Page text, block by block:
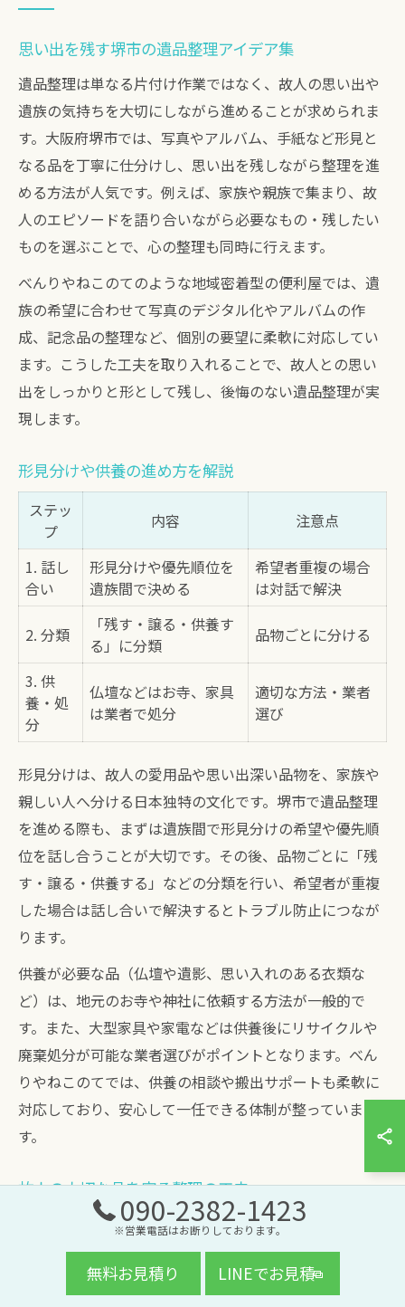
思い出を残す堺市の遺品整理アイデア集
遺品整理は単なる片付け作業ではなく、故人の思い出や
遺族の気持ちを大切にしながら進めることが求められま
す。大阪府堺市では、写真やアルバム、手紙など形見と
なる品を丁寧に仕分けし、思い出を残しながら整理を進
める方法が人気です。例えば、家族や親族で集まり、故
人のエピソードを語り合いながら必要なもの・残したい
ものを選ぶことで、心の整理も同時に行えます。
べんりやねこのてのような地域密着型の便利屋では、遺
族の希望に合わせて写真のデジタル化やアルバムの作
成、記念品の整理など、個別の要望に柔軟に対応してい
ます。こうした工夫を取り入れることで、故人との思い
出をしっかりと形として残し、後悔のない遺品整理が実
現します。
形見分けや供養の進め方を解説
ステッ
プ
内容 注意点
1. 話し
合い
形見分けや優先順位を
遺族間で決める
希望者重複の場合
は対話で解決
2. 分類
「残す・譲る・供養す
る」に分類
品物ごとに分ける
3. 供
養・処
分
仏壇などはお寺、家具
は業者で処分
適切な方法・業者
選び
形見分けは、故人の愛用品や思い出深い品物を、家族や
親しい人へ分ける日本独特の文化です。堺市で遺品整理
を進める際も、まずは遺族間で形見分けの希望や優先順
位を話し合うことが大切です。その後、品物ごとに「残
す・譲る・供養する」などの分類を行い、希望者が重複
した場合は話し合いで解決するとトラブル防止につなが
ります。
供養が必要な品（仏壇や遺影、思い入れのある衣類な
ど）は、地元のお寺や神社に依頼する方法が一般的で
す。また、大型家具や家電などは供養後にリサイクルや
廃棄処分が可能な業者選びがポイントとなります。べん
りやねこのてでは、供養の相談や搬出サポートも柔軟に
対応しており、安心して一任できる体制が整っていま
す。
故人の大切な品を守る整理の工夫
品の種類 対応方法
貴重品 (現金・
リストアップ＆作
業前に確認
遺族同席で徹
底管理
090-2382-1423
※営業電話はお断りしております。
無料お見積り LINEでお見積